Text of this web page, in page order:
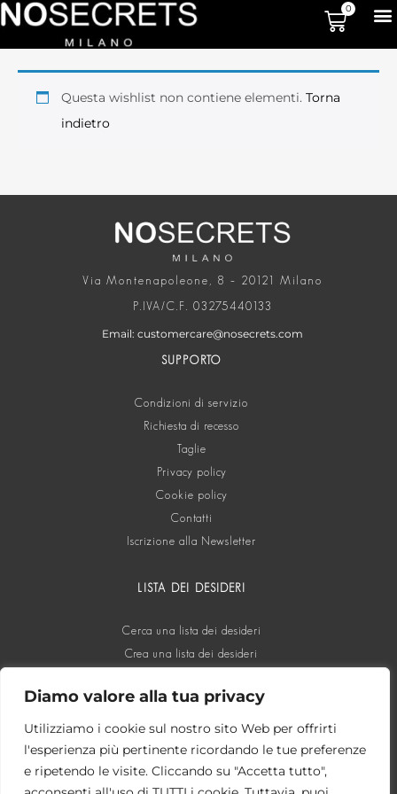
Diamo valore alla tua privacy
Utilizziamo i cookie sul nostro sito Web per offrirti
l'esperienza più pertinente ricordando le tue preferenze
e ripetendo le visite. Cliccando su "Accetta tutto",
0
Questa wishlist non contiene elementi. Torna
indietro
Via Montenapoleone, 8 – 20121 Milano
P.IVA/C.F. 03275440133
Email: customercare@nosecrets.com
SUPPORTO
Condizioni di servizio
Richiesta di recesso
Taglie
Privacy policy
Cookie policy
Contatti
Iscrizione alla Newsletter
LISTA DEI DESIDERI
Cerca una lista dei desideri
Crea una lista dei desideri
SOCIAL